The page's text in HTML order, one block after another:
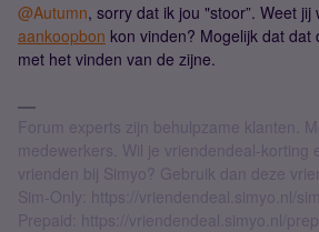
@Autumn, sorry dat ik jou "stoor”. Weet jij
aankoopbon kon vinden? Mogelijk dat dat
met het vinden van de zijne.
Forum experts zijn behulpzame klanten.
medewerkers. Wil je vriendendeal-korting
vrienden bij Simyo? Gebruik dan deze
Sim-Only: https://vriendendeal.simyo.nl/
Prepaid: https://vriendendeal.simyo.nl/